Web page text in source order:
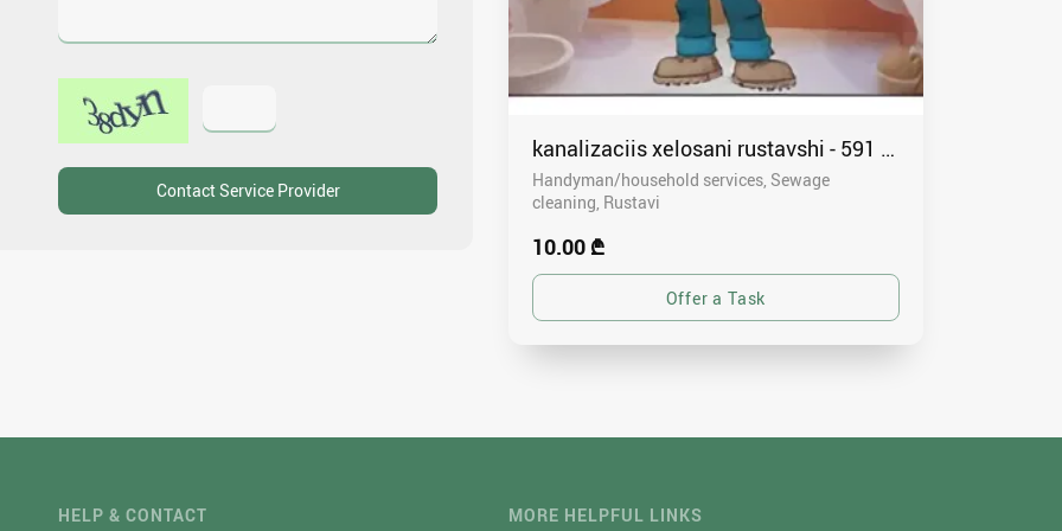
kanalizaciis xelosani rustavshi - 591 00 46 80
Handyman/household services, Sewage
cleaning Rustavi
10.00 ₾
HELP & CONTACT MORE HELPFUL LINKS